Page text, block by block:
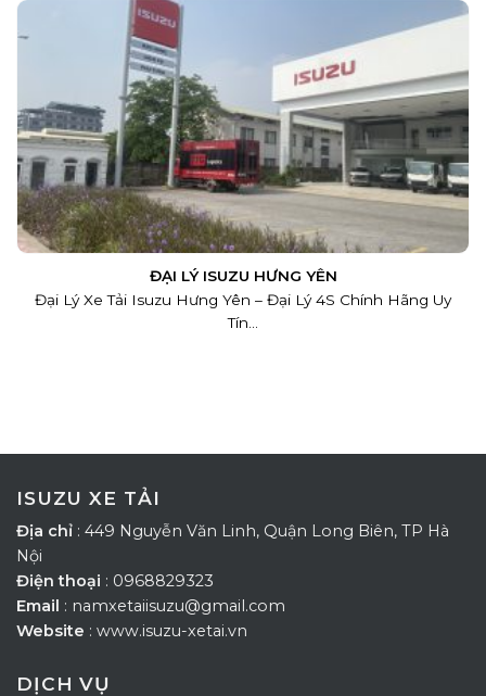
ĐẠI LÝ ISUZU HƯNG YÊN
Đại Lý Xe Tải Isuzu Hưng Yên – Đại Lý 4S Chính Hãng Uy
Tín...
ISUZU XE TẢI
Địa chỉ : 449 Nguyễn Văn Linh, Quận Long Biên, TP Hà
Nội
Điện thoại : 0968829323
Email : namxetaiisuzu@gmail.com
Website : www.isuzu-xetai.vn
DỊCH VỤ